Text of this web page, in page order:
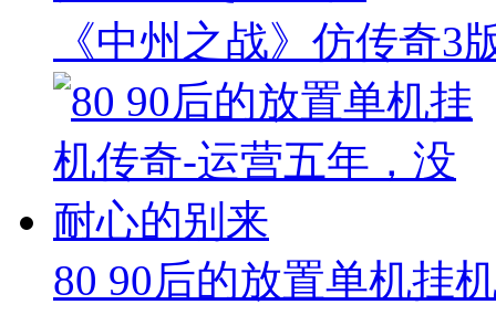
《中州之战》仿传奇3
80 90后的放置单机挂